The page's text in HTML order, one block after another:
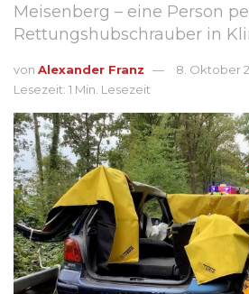
Meisenberg – eine Person
Rettungshubschrauber in
von Alexander Franz
8. Oktober
Lesezeit: 1 Min. Lesezeit